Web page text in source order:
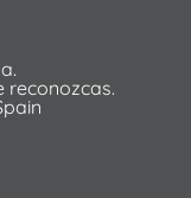
reconozcas.